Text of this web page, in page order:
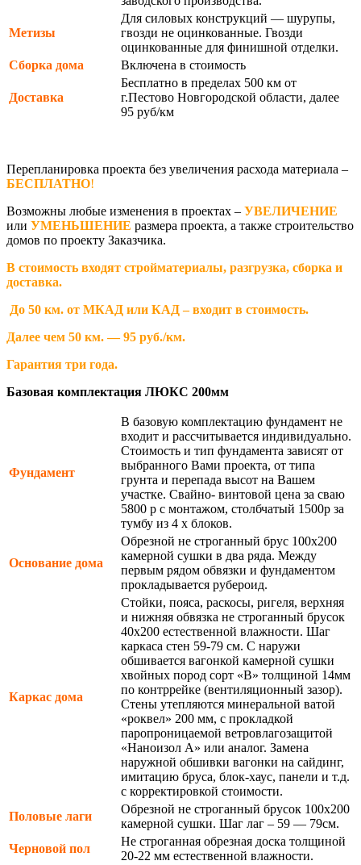
Метизы
Для силовых конструкций — шурупы,
гвозди не оцинкованные. Гвозди
оцинкованные для финишной отделки.
Сборка дома
Включена в стоимость
Доставка
Бесплатно в пределах 500 км от
г.Пестово Новгородской области, далее
95 руб/км
Перепланировка проекта без увеличения расхода материала –
БЕСПЛАТНО!
Возможны любые изменения в проектах – УВЕЛИЧЕНИЕ
или УМЕНЬШЕНИЕ размера проекта, а также строительство
домов по проекту Заказчика.
В стоимость входят стройматериалы, разгрузка, сборка и
доставка.
До 50 км. от МКАД или КАД – входит в стоимость.
Далее чем 50 км. — 95 руб./км.
Гарантия три года.
Базовая комплектация ЛЮКС 200мм
Фундамент
В базовую комплектацию фундамент не
входит и рассчитывается индивидуально.
Стоимость и тип фундамента зависят от
выбранного Вами проекта, от типа
грунта и перепада высот на Вашем
участке. Свайно- винтовой цена за сваю
5800 р с монтажом, столбчатый 1500р за
тумбу из 4 х блоков.
Основание дома
Обрезной не строганный брус 100х200
камерной сушки в два ряда. Между
первым рядом обвязки и фундаментом
прокладывается рубероид.
Каркас дома
Стойки, пояса, раскосы, ригеля, верхняя
и нижняя обвязка не строганный брусок
40х200 естественной влажности. Шаг
каркаса стен 59-79 см. С наружи
обшивается вагонкой камерной сушки
хвойных пород сорт «В» толщиной 14мм
по контррейке (вентиляционный зазор).
Стены утепляются минеральной ватой
«роквел» 200 мм, с прокладкой
паропроницаемой ветровлагозащитой
«Наноизол А» или аналог. Замена
наружной обшивки вагонки на сайдинг,
имитацию бруса, блок-хаус, панели и т.д.
с корректировкой стоимости.
Половые лаги
Обрезной не строганный брусок 100х200
камерной сушки. Шаг лаг – 59 — 79см.
Черновой пол
Не строганная обрезная доска толщиной
20-22 мм естественной влажности.